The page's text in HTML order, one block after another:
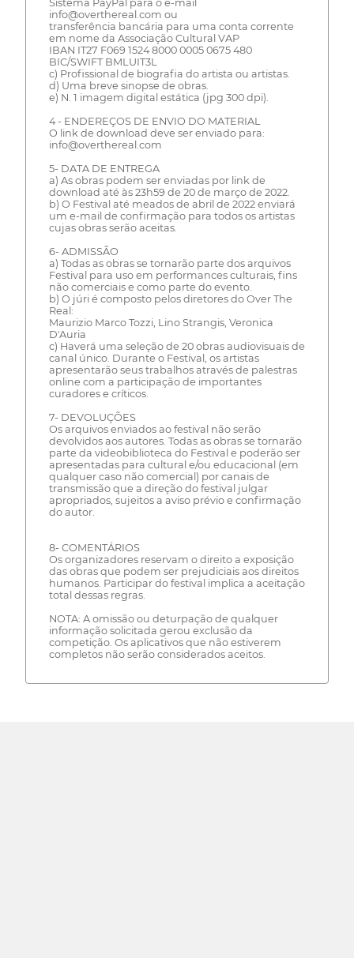
Sistema PayPal para o e-mail
info@overthereal.com ou
transferência bancária para uma conta corrente
em nome da Associação Cultural VAP
IBAN IT27 F069 1524 8000 0005 0675 480
BIC/SWIFT BMLUIT3L
c) Profissional de biografia do artista ou artistas.
d) Uma breve sinopse de obras.
e) N. 1 imagem digital estática (jpg 300 dpi).
4 - ENDEREÇOS DE ENVIO DO MATERIAL
O link de download deve ser enviado para:
info@overthereal.com
5- DATA DE ENTREGA
a) As obras podem ser enviadas por link de
download até às 23h59 de 20 de março de 2022.
b) O Festival até meados de abril de 2022 enviará
um e-mail de confirmação para todos os artistas
cujas obras serão aceitas.
6- ADMISSÃO
a) Todas as obras se tornarão parte dos arquivos
Festival para uso em performances culturais, fins
não comerciais e como parte do evento.
b) O júri é composto pelos diretores do Over The
Real:
Maurizio Marco Tozzi, Lino Strangis, Veronica
D'Auria
c) Haverá uma seleção de 20 obras audiovisuais de
canal único. Durante o Festival, os artistas
apresentarão seus trabalhos através de palestras
online com a participação de importantes
curadores e críticos.
7- DEVOLUÇÕES
Os arquivos enviados ao festival não serão
devolvidos aos autores. Todas as obras se tornarão
parte da videobiblioteca do Festival e poderão ser
apresentadas para cultural e/ou educacional (em
qualquer caso não comercial) por canais de
transmissão que a direção do festival julgar
apropriados, sujeitos a aviso prévio e confirmação
do autor.
8- COMENTÁRIOS
Os organizadores reservam o direito a exposição
das obras que podem ser prejudiciais aos direitos
humanos. Participar do festival implica a aceitação
total dessas regras.
NOTA: A omissão ou deturpação de qualquer
informação solicitada gerou exclusão da
competição. Os aplicativos que não estiverem
completos não serão considerados aceitos.